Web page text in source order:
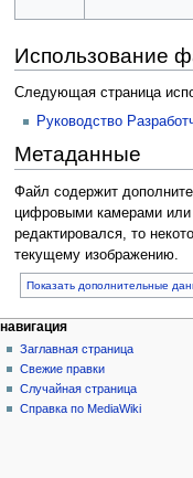
Использование
Следующая страница
Руководство
Метаданные
Файл содержит
цифровыми камерами
редактировался, то
текущему изображению.
Показать дополнительные
навигация
Заглавная страница
Свежие правки
Случайная страница
Справка по MediaWiki